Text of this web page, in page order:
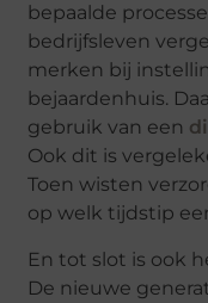
bepaalde
bedrijfsleven
merken bij
bejaardenhuis.
gebruik van een
Ook dit is
Toen wisten
op welk tijdstip
En tot slot is ook
De nieuwe